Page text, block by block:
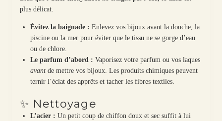
plus délicat.
Évitez la baignade : Enlevez vos bijoux avant la douche, la
piscine ou la mer pour éviter que le tissu ne se gorge d’eau
ou de chlore.
Le parfum d’abord : Vaporisez votre parfum ou vos laques
avantde mettre vos bijoux. Les produits chimiques peuvent
ternir l’éclat des apprêts et tacher les fibres textiles.
✨ Nettoyage
L’acier : Un petit coup de chiffon doux et sec suffit à lui